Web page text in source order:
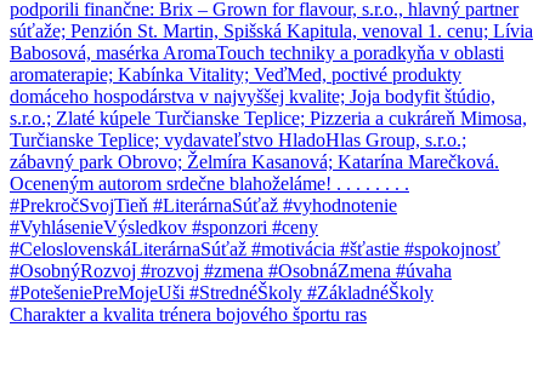
Charakter a kvalita trénera bojového športu ras